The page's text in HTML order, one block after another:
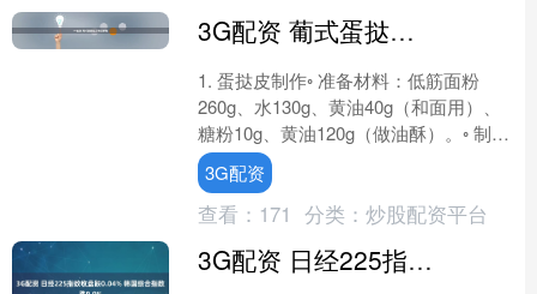
3G配资 葡式蛋挞配方做法教程
1. 蛋挞皮制作◦ 准备材料：低筋面粉
260g、水130g、黄油40g（和面用）、
糖粉10g、黄油120g（做油酥）。◦ 制作
步骤：◦ 将除制作黄油油酥之外的材....
3G配资
查看： 171 分类： 炒股配资平台
3G配资 日经225指数收盘跌0.04% 韩国综合指数跌0.9%